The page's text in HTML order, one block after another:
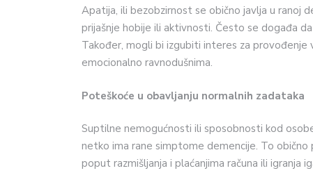
Apatija, ili bezobzirnost se obično javlja u ranoj
prijašnje hobije ili aktivnosti. Često se događa
Također, mogli bi izgubiti interes za
emocionalno ravnodušnima.
Poteškoće u obavljanju normalnih zadataka
Suptilne nemogućnosti ili sposobnosti kod
netko ima rane simptome demencije. To obično
poput razmišljanja i plaćanjima računa ili igranja